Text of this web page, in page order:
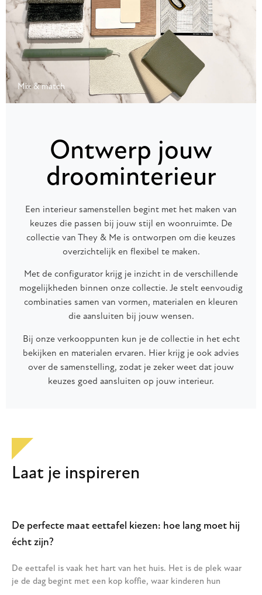
Mix & match
Ontwerp jouw
droominterieur
Een interieur samenstellen begint met het maken van
keuzes die passen bij jouw stijl en woonruimte. De
collectie van They & Me is ontworpen om die keuzes
overzichtelijk en flexibel te maken.
Met de configurator krijg je inzicht in de verschillende
mogelijkheden binnen onze collectie. Je stelt eenvoudig
combinaties samen van vormen, materialen en kleuren
die aansluiten bij jouw wensen.
Bij onze verkooppunten kun je de collectie in het echt
bekijken en materialen ervaren. Hier krijg je ook advies
over de samenstelling, zodat je zeker weet dat jouw
keuzes goed aansluiten op jouw interieur.
Laat je inspireren
De perfecte maat eettafel kiezen: hoe lang moet hij
écht zijn?
De eettafel is vaak het hart van het huis. Het is de plek waar
je de dag begint met een kop koffie, waar kinderen hun